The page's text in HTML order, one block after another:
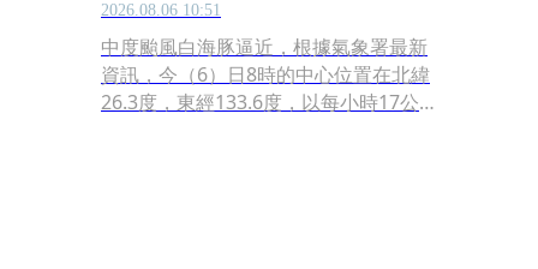
2026.08.06 10:51
中度颱風白海豚逼近，根據氣象署最新
資訊，今（6）日8時的中心位置在北緯
26.3度，東經133.6度，以每小時17公